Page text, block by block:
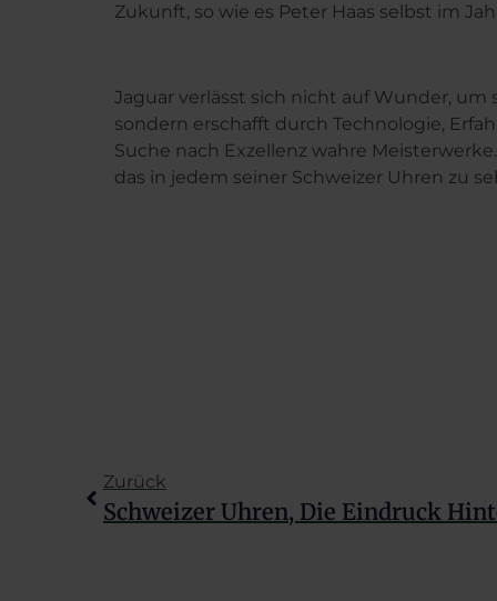
Zukunft, so wie es Peter Haas selbst im
Jaguar verlässt sich nicht auf Wunder, um
sondern erschafft durch Technologie,
Suche nach Exzellenz wahre
das in jedem seiner Schweizer Uhren zu
Zurück
Schweizer Uhren, Die Eindruck